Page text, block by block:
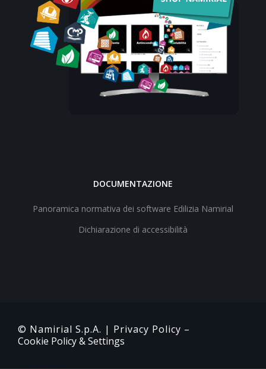
DOCUMENTAZIONE
Panoramica normativa dei software Edilizia Namirial
Dichiarazione di accessibilità
© Namirial S.p.A. | Privacy Policy –
Cookie Policy & Settings